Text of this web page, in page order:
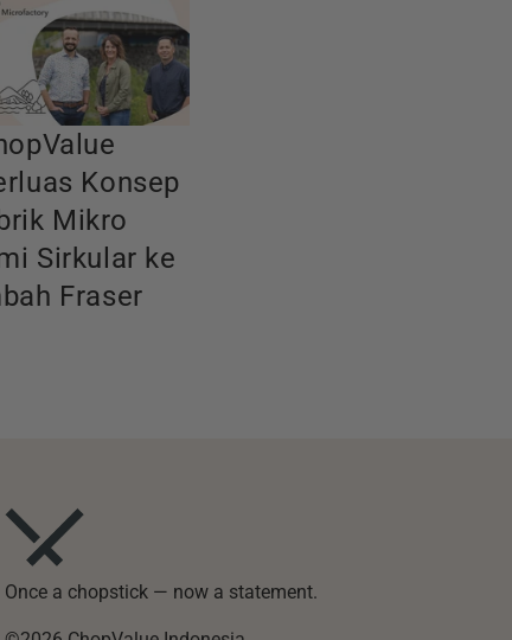
Konsep
Mikro
Sirkular ke
Fraser
Once a chopstick — now a statement.